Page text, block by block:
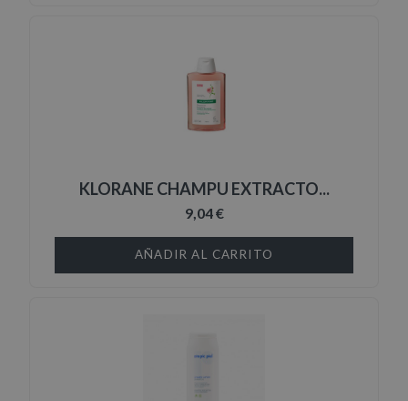
KLORANE CHAMPU EXTRACTO...
9,04 €
AÑADIR AL CARRITO